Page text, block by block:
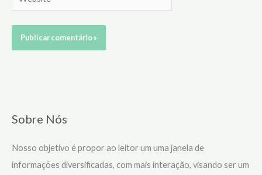
Sobre Nós
Nosso objetivo é propor ao leitor um uma janela de
informações diversificadas, com mais interação, visando ser um